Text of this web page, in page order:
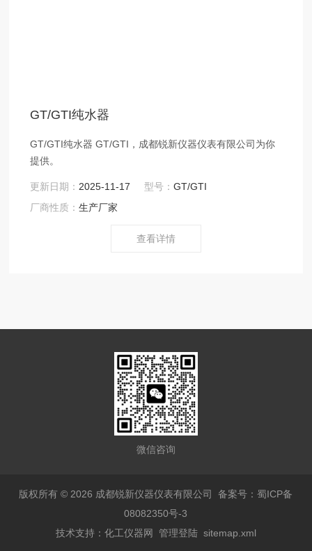
GT/GTI纯水器
GT/GTI纯水器 GT/GTI，成都锐新仪器仪表有限公司为你
提供。
更新日期： 2025-11-17 型号：GT/GTI
厂商性质：生产厂家
查看详情
微信咨询
版权所有 © 2026 成都锐新仪器仪表有限公司备案号：蜀ICP备
08082350号-3
技术支持： 化工仪器网 管理登陆 sitemap.xml